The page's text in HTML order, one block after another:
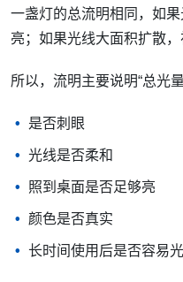
一盏灯的总流明相同，如
亮；如果光线大面积扩散，
所以，流明主要说明“总光
是否刺眼
光线是否柔和
照到桌面是否足够亮
颜色是否真实
长时间使用后是否容易